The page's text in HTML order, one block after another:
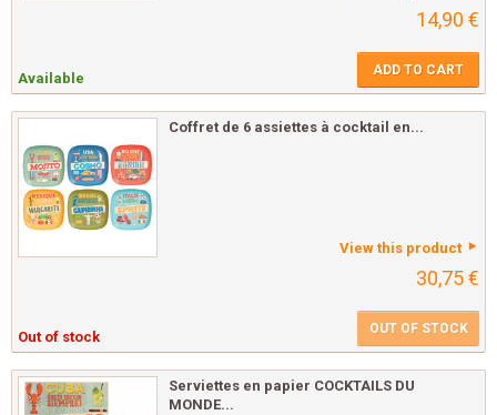
14,90 €
Available ADD TO CART
Coffret de 6 assiettes à cocktail en...
View this product
30,75 €
Out of stock OUT OF STOCK
Serviettes en papier COCKTAILS DU
MONDE...